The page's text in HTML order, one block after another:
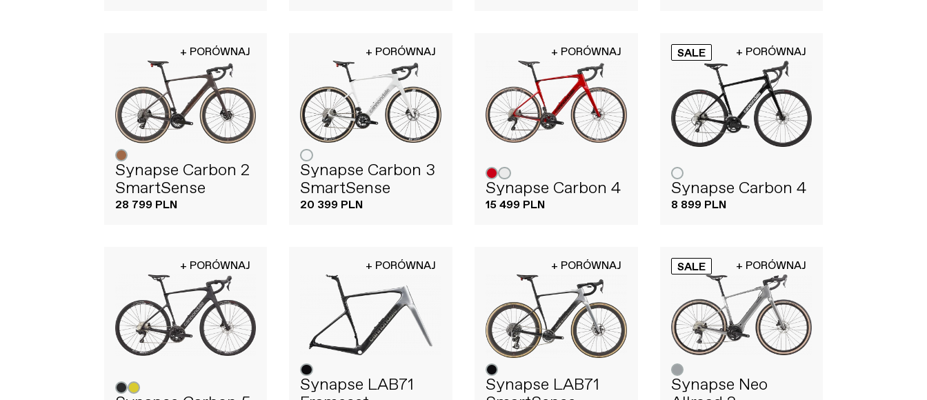
+ PORÓWNAJ
Synapse Carbon 2
SmartSense
28 799 PLN
+ PORÓWNAJ
Synapse Carbon 3
SmartSense
20 399 PLN
+ PORÓWNAJ
Synapse Carbon 4
15 499 PLN
SALE + PORÓWNAJ
Synapse Carbon 4
8 899 PLN
+ PORÓWNAJ + PORÓWNAJ
Synapse LAB71
+ PORÓWNAJ
Synapse LAB71
SALE + PORÓWNAJ
Synapse Neo